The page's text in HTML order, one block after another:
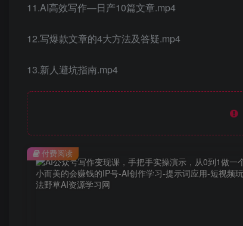
11.AI高效写作—日产10篇文章.mp4
12.写爆款文章的4大方法及答疑.mp4
13.新人避坑指南.mp4
付费阅读